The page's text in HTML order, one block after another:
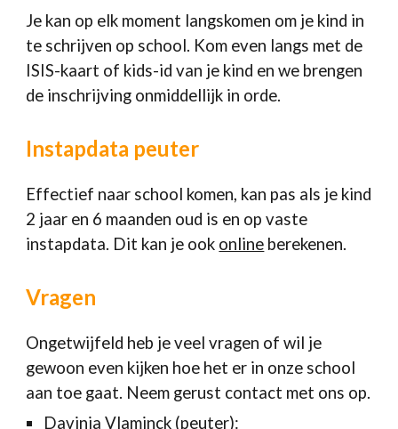
Je kan op elk moment langskomen om je kind in
te schrijven op school. Kom even langs met de
ISIS-kaart of kids-id van je kind en we brengen
de inschrijving onmiddellijk in orde.
Instapdata peuter
Effectief naar school komen, kan pas als je kind
2 jaar en 6 maanden oud is en op vaste
instapdata. Dit kan je ook online berekenen.
Vragen
Ongetwijfeld heb je veel vragen of wil je
gewoon even kijken hoe het er in onze school
aan toe gaat. Neem gerust contact met ons op.
Davinia Vlaminck (peuter):